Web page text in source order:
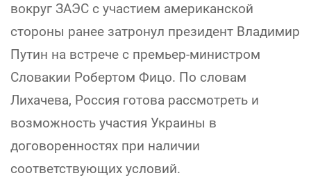
вокруг ЗАЭС с участием американской
стороны ранее затронул президент Владимир
Путин на встрече с премьер-министром
Словакии Робертом Фицо. По словам
Лихачева, Россия готова рассмотреть и
возможность участия Украины в
договоренностях при наличии
соответствующих условий.